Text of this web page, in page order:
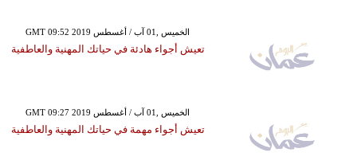
GMT 09:52 2019 الخميس ,01 آب / أغسطس
تعيش أجواء هادئة في حياتك المهنية والعاطفية
GMT 09:27 2019 الخميس ,01 آب / أغسطس
تعيش أجواء مهمة في حياتك المهنية والعاطفية